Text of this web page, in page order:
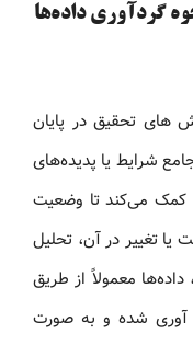
گردآوری داده‌ها
های تحقیق در پایان‌
شرایط یا پدیده‌های
کمک می‌کند تا وضعیت
تغییر در آن، تحلیل
معمولاً از طریق
آوری شده و به‌ صورت